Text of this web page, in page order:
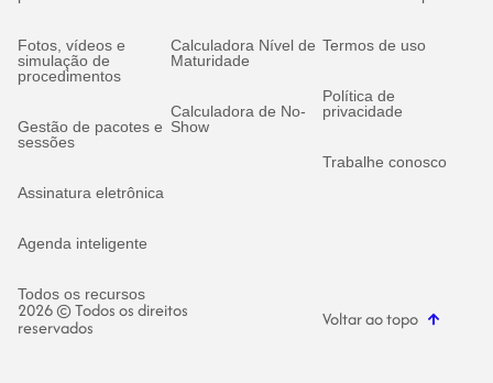
Fotos, vídeos e
simulação de
procedimentos
Gestão de pacotes e
sessões
Assinatura eletrônica
Agenda inteligente
Todos os recursos
Calculadora Nível de
Maturidade
Calculadora de No-
Show
Termos de uso
Política de
privacidade
Trabalhe conosco
2026 © Todos os direitos
reservados Voltar ao topo